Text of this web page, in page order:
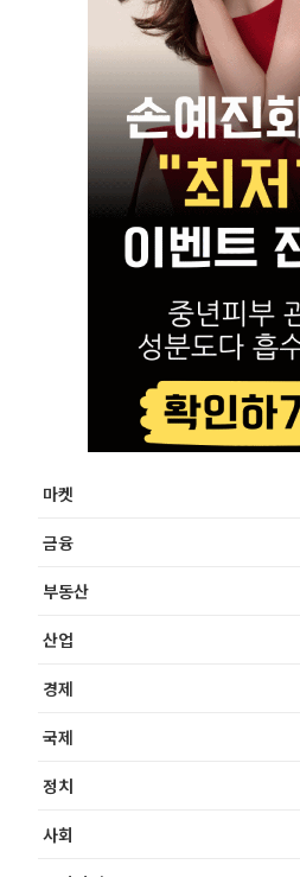
마켓
금융
부동산
산업
경제
국제
정치
사회